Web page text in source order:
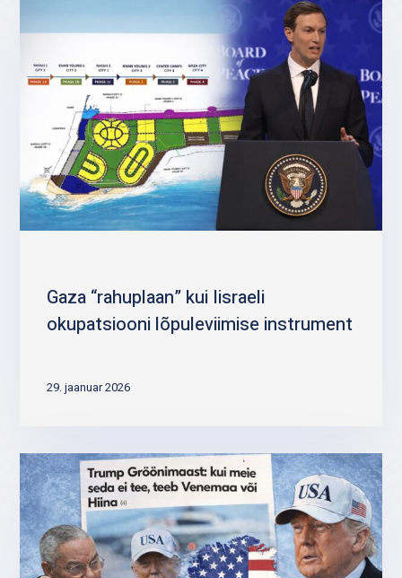
Gaza “rahuplaan” kui Iisraeli
okupatsiooni lõpuleviimise instrument
29. jaanuar 2026